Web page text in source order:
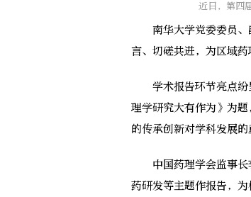
近日，第四
南华大学党委委员、
言、切磋共进，为区域药
学术报告环节亮点纷
理学研究大有作为》为
的传承创新对学科发展的
中国药理学会监事长
药研发等主题作报告，为